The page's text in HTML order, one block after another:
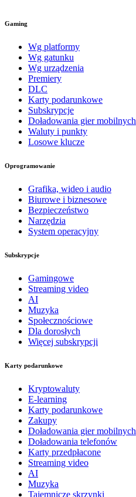
Gaming
Wg platformy
Wg gatunku
Wg urządzenia
Premiery
DLC
Karty podarunkowe
Subskrypcje
Doładowania gier mobilnych
Waluty i punkty
Losowe klucze
Oprogramowanie
Grafika, wideo i audio
Biurowe i biznesowe
Bezpieczeństwo
Narzędzia
System operacyjny
Subskrypcje
Gamingowe
Streaming video
AI
Muzyka
Społecznościowe
Dla dorosłych
Więcej subskrypcji
Karty podarunkowe
Kryptowaluty
E-learning
Karty podarunkowe
Zakupy
Doładowania gier mobilnych
Doładowania telefonów
Karty przedpłacone
Streaming video
AI
Muzyka
Tajemnicze skrzynki